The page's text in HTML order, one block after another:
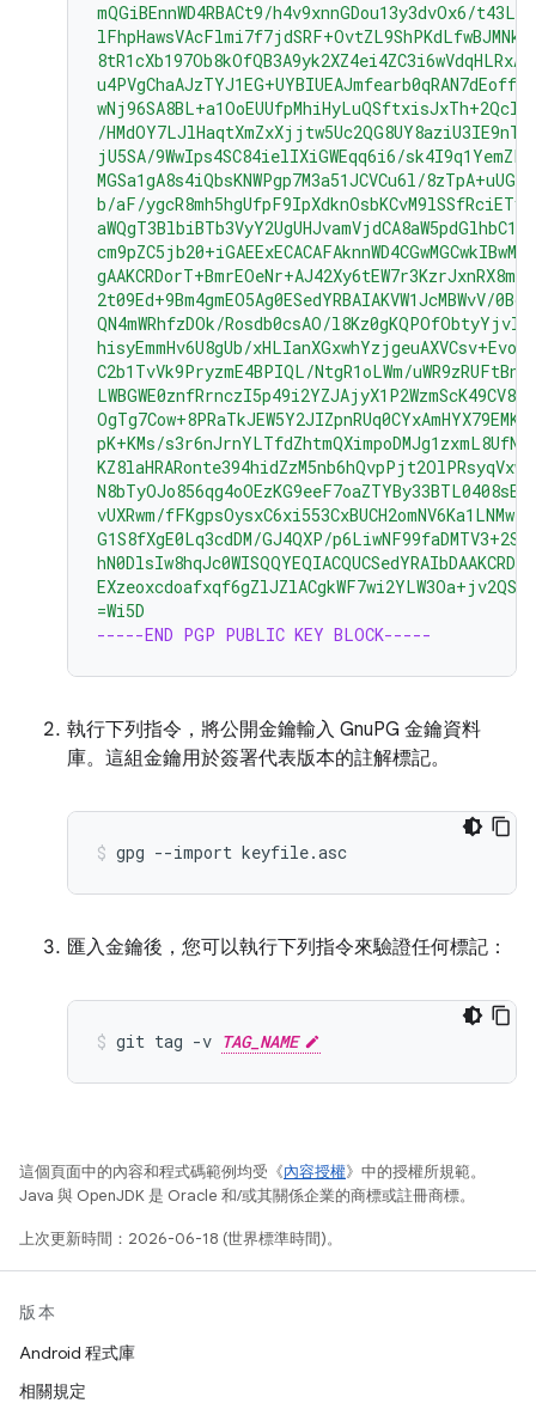
mQGiBEnnWD4RBACt9/h4v9xnnGDou13y3dvOx6/
/
jU5SA/9WwIps4SC84ielIXiGWEqq6i6/
MGSa1gA8s4iQbsKNWPgp7M3a51JCVCu6l/
b/aF/
2t09Ed+9Bm4gmEO5Ag0ESedYRBAIAKVW1JcMBWvV/
QN4mWRhfzDOk/Rosdb0csAO/
hisyEmmHv6U8gUb/
C2b1TvVk9PryzmE4BPIQL/NtgR1oLWm/
pK+KMs/
vUXRwm/
G1S8fXgE0Lq3cdDM/GJ4QXP/
=Wi5D
-----END PGP PUBLIC KEY BLOCK-----
執行下列指令，將公開金鑰輸入 GnuPG 金鑰資料
庫。這組金鑰用於簽署代表版本的註解標記。
gpg --import keyfile.asc
匯入金鑰後，您可以執行下列指令來驗證任何標記：
git tag -v TAG_NAME
這個頁面中的內容和程式碼範例均受《內容授權》中的授權所規範。
Java 與 OpenJDK 是 Oracle 和/或其關係企業的商標或註冊商標。
上次更新時間：2026-06-18 (世界標準時間)。
版本
Android 程式庫
相關規定